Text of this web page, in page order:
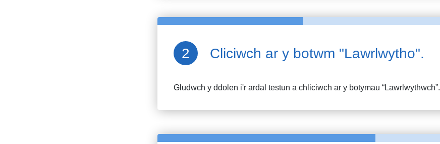
Cliciwch ar y botwm "Lawrlwytho".
Gludwch y ddolen i'r ardal testun a chliciwch ar y botymau “Lawrlwythwch”.